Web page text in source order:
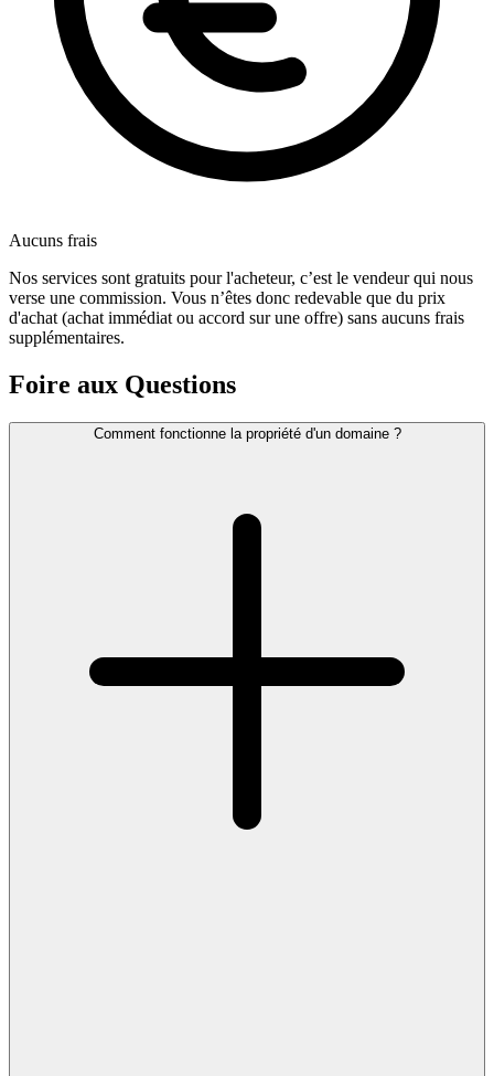
Aucuns frais
Nos services sont gratuits pour l'acheteur, c’est le vendeur qui nous
verse une commission. Vous n’êtes donc redevable que du prix
d'achat (achat immédiat ou accord sur une offre) sans aucuns frais
supplémentaires.
Foire aux Questions
Comment fonctionne la propriété d'un domaine ?